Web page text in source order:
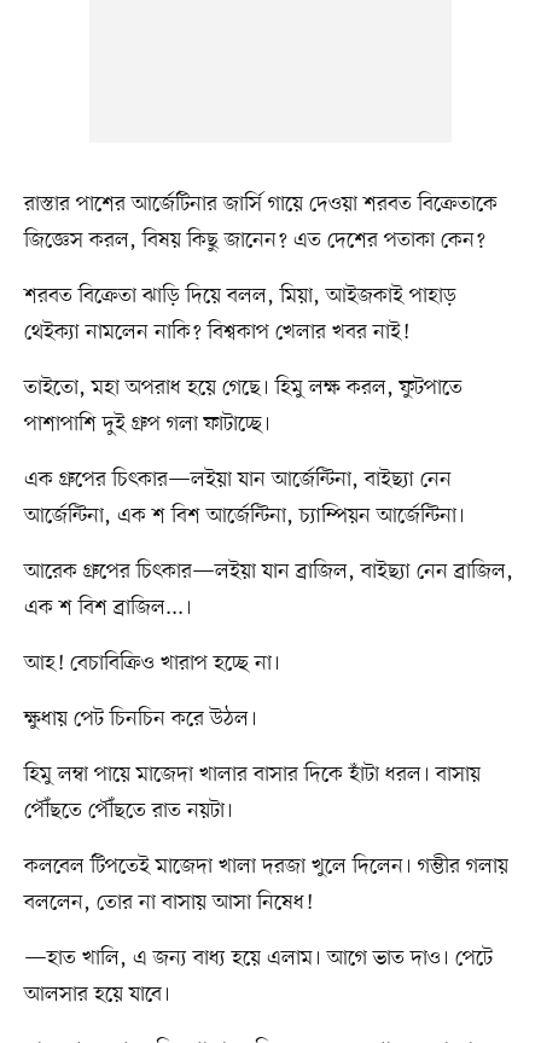
রাস্তার পাশের আর্জেটিনার জার্সি গায়ে দেওয়া শরবত বিক্রেতাকে
জিজ্ঞেস করল, বিষয় কিছু জানেন? এত দেশের পতাকা কেন?
শরবত বিক্রেতা ঝাড়ি দিয়ে বলল, মিয়া, আইজকাই পাহাড়
থেইক্যা নামলেন নাকি? বিশ্বকাপ খেলার খবর নাই!
তাইতো, মহা অপরাধ হয়ে গেছে। হিমু লক্ষ করল, ফুটপাতে
পাশাপাশি দুই গ্রুপ গলা ফাটাচ্ছে।
এক গ্রুপের চিৎকার—লইয়া যান আর্জেন্টিনা, বাইছ্যা নেন
আর্জেন্টিনা, এক শ বিশ আর্জেন্টিনা, চ্যাম্পিয়ন আর্জেন্টিনা।
আরেক গ্রুপের চিৎকার—লইয়া যান ব্রাজিল, বাইছ্যা নেন ব্রাজিল,
এক শ বিশ ব্রাজিল...।
আহ! বেচাবিক্রিও খারাপ হচ্ছে না।
ক্ষুধায় পেট চিনচিন করে উঠল।
হিমু লম্বা পায়ে মাজেদা খালার বাসার দিকে হাঁটা ধরল। বাসায়
পৌঁছতে পৌঁছতে রাত নয়টা।
কলবেল টিপতেই মাজেদা খালা দরজা খুলে দিলেন। গম্ভীর গলায়
বললেন, তোর না বাসায় আসা নিষেধ!
—হাত খালি, এ জন্য বাধ্য হয়ে এলাম। আগে ভাত দাও। পেটে
আলসার হয়ে যাবে।